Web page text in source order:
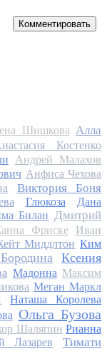
Комментировать
Шишкова Алла
Костенко
Андрей Малахов
Анфиса Чехова
Виктория Боня
Глюкоза
Дана
Билан Дмитрий
Фриске
Иван
Миддлтон Ким
Ксения
Мадонна Максим
Меган Маркл
Наташа Королева
Ольга Бузова
Шаляпин Рианна
Лазарев
Тимати